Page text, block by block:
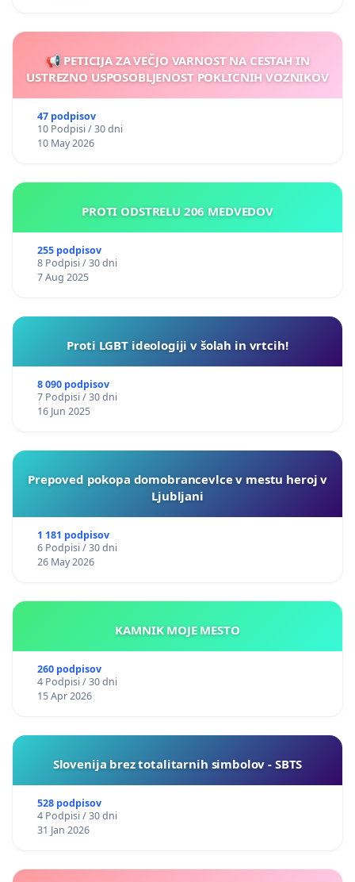
📢 PETICIJA ZA VEČJO VARNOST NA CESTAH IN
USTREZNO USPOSOBLJENOST POKLICNIH VOZNIKOV
47 podpisov
10 Podpisi / 30 dni
10 May 2026
PROTI ODSTRELU 206 MEDVEDOV
255 podpisov
8 Podpisi / 30 dni
7 Aug 2025
Proti LGBT ideologiji v šolah in vrtcih!
8 090 podpisov
7 Podpisi / 30 dni
16 Jun 2025
Prepoved pokopa domobrancevlce v mestu heroj v
Ljubljani
1 181 podpisov
6 Podpisi / 30 dni
26 May 2026
KAMNIK MOJE MESTO
260 podpisov
4 Podpisi / 30 dni
15 Apr 2026
Slovenija brez totalitarnih simbolov - SBTS
528 podpisov
4 Podpisi / 30 dni
31 Jan 2026